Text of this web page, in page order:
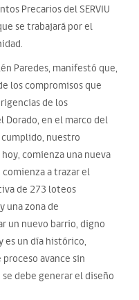
Precarios del SERVIU
se trabajará por el
Paredes, manifestó que,
los compromisos que
de los
Dorado, en el marco del
nuestro
comienza una nueva
comienza a trazar el
de 273 loteos
una zona de
un nuevo barrio, digno
es un día histórico,
avance sin
debe generar el diseño